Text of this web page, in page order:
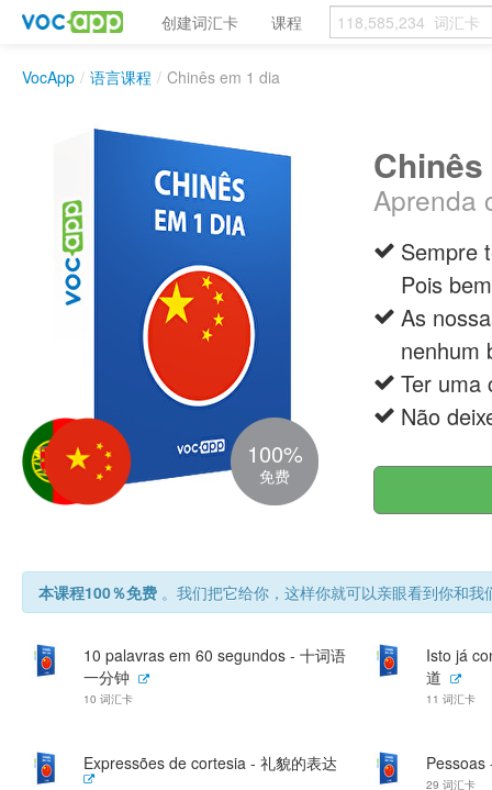
创建词汇卡 课程
VocApp / 语言课程 / Chinês em 1 dia
100%
免费
Aprenda
Sempre
Pois
As
nenhum
Ter uma
Não
本课程100％免费 。我们把它给你，这样你就可以亲眼看到你和我
10 palavras em 60 segundos - 十词语
一分钟
10 词汇卡
Isto já
道
11 词汇卡
Expressões de cortesia - 礼貌的表达 Pessoas
29 词汇卡